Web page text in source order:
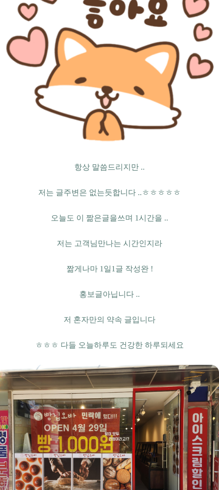
항상 말씀드리지만 ..
저는 글주변은 없는듯합니다 ..ㅎㅎㅎㅎㅎ
오늘도 이 짦은글을쓰며 1시간을 ..
저는 고객님만나는 시간인지라
짦게나마 1일1글 작성완 !
홍보글아닙니다 ..
저 혼자만의 약속 글입니다
ㅎㅎㅎ 다들 오늘하루도 건강한 하루되세요